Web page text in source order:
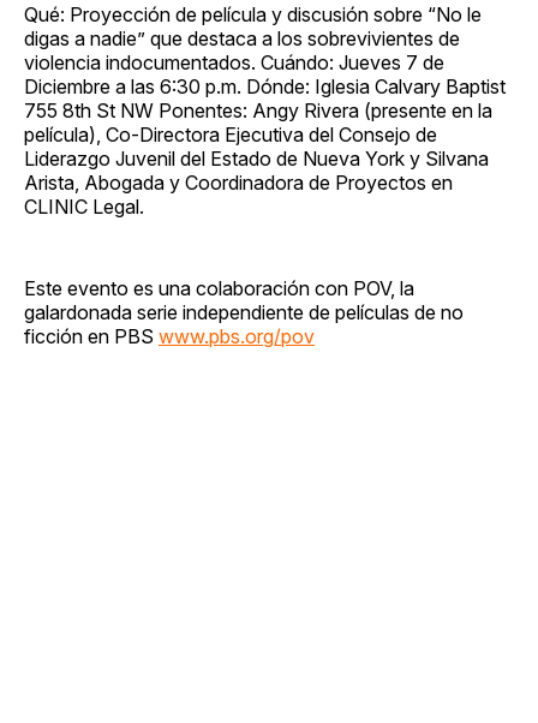
Qué: Proyección de película y discusión sobre “No le
digas a nadie” que destaca a los sobrevivientes de
violencia indocumentados. Cuándo: Jueves 7 de
Diciembre a las 6:30 p.m. Dónde: Iglesia Calvary Baptist
755 8th St NW Ponentes: Angy Rivera (presente en la
película), Co-Directora Ejecutiva del Consejo de
Liderazgo Juvenil del Estado de Nueva York y Silvana
Arista, Abogada y Coordinadora de Proyectos en
CLINIC Legal.
Este evento es una colaboración con POV, la
galardonada serie independiente de películas de no
ficción en PBS www.pbs.org/pov